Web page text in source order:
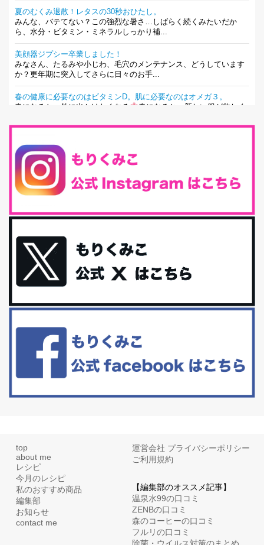
夏のむくみ退散！レタスの30秒おひたし。
みんな、バテてない？この強烈な暑さ…しばらく続くみたいだか
ら、水分・ビタミン・ミネラルしっかり補...
美顔器ジプシー卒業しました！
みなさん、たるみや小じわ、毛穴のメンテナンス、どうしています
か？更年期に突入してさらに日々のお手...
春の健康に必要なのはビタミンD。肌に必要なのはオメガ３。
春になると、外に出かけたくなる
春になると、新しい服が欲しく
最近、グラノーラ迷子になっていた私です。が、と〜〜〜っても美
味しくて栄養たっぷりのグラノーラを発...
腸活は「食事」だけだと思っていませんか？私の腸活完全版！
腸内環境を整えることは、健康維持の中でいっちばん大事！だと私
最近お風呂上がりの炭酸水をシリカシリカにしているんだけど確か
に髪と爪が丈夫になった気がする。炭酸...
体に優しい、私のふるさと納税５選。
今回は、最近毎回定期的に購入している「楽天ふるさと納税」の返
礼品トップ５を紹介します。今までいろ...
更年期を穏やかに乗りきるために今できる５つのこと。
といった更年期症状はまだ...
top
about me
レシピ
今月のレシピ
私のおすすめ商品
編集部
お知らせ
contact me
運営会社 プライバシーポリシー
ご利用規約
【編集部のオススメ記事】
温泉水99の口コミ
ZENBの口コミ
森のコーヒーの口コミ
フルリの口コミ